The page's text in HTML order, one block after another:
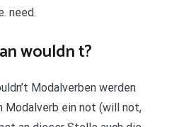
need.
wouldn t?
Modalverben werden
Modalverb ein not (will not,